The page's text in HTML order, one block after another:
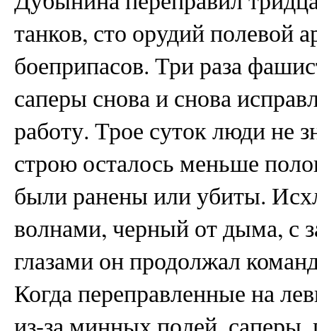
танков, сто орудий полевой
боеприпасов. Три раза
саперы снова и снова
работу. Трое суток люди не
строю осталось меньше
были ранены или убиты.
волнами, черный от дыма, с
глазами он продолжал
Когда переправленные на